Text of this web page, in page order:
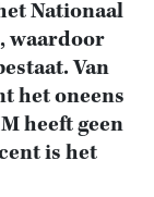
Nationaal
waardoor
Van
het oneens
heeft geen
is het